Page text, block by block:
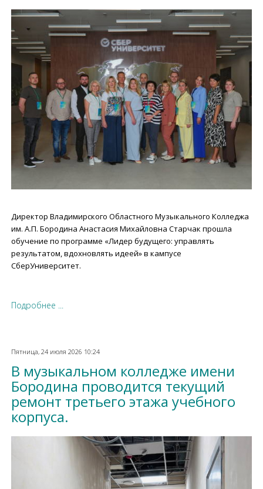
Директор Владимирского Областного Музыкального Колледжа
им. А.П. Бородина Анастасия Михайловна Старчак прошла
обучение по программе «Лидер будущего: управлять
результатом, вдохновлять идеей» в кампусе
СберУниверситет.
Подробнее ...
Пятница, 24 июля 2026 10:24
В музыкальном колледже имени
Бородина проводится текущий
ремонт третьего этажа учебного
корпуса.